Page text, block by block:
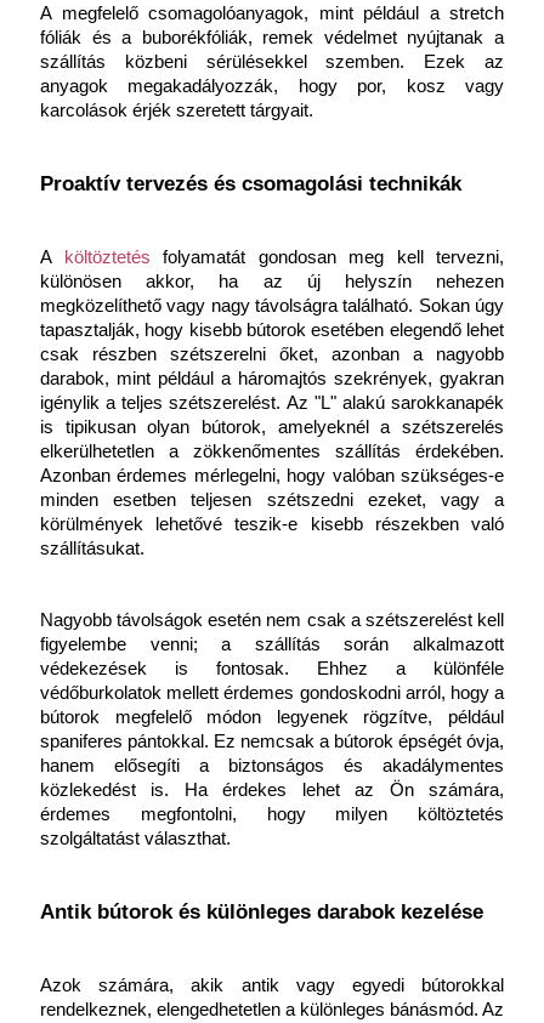
A megfelelő csomagolóanyagok, mint például a stretch
fóliák és a buborékfóliák, remek védelmet nyújtanak a
szállítás közbeni sérülésekkel szemben. Ezek az
anyagok megakadályozzák, hogy por, kosz vagy
karcolások érjék szeretett tárgyait.
Proaktív tervezés és csomagolási technikák
A költöztetés folyamatát gondosan meg kell tervezni,
különösen akkor, ha az új helyszín nehezen
megközelíthető vagy nagy távolságra található. Sokan úgy
tapasztalják, hogy kisebb bútorok esetében elegendő lehet
csak részben szétszerelni őket, azonban a nagyobb
darabok, mint például a háromajtós szekrények, gyakran
igénylik a teljes szétszerelést. Az "L" alakú sarokkanapék
is tipikusan olyan bútorok, amelyeknél a szétszerelés
elkerülhetetlen a zökkenőmentes szállítás érdekében.
Azonban érdemes mérlegelni, hogy valóban szükséges-e
minden esetben teljesen szétszedni ezeket, vagy a
körülmények lehetővé teszik-e kisebb részekben való
szállításukat.
Nagyobb távolságok esetén nem csak a szétszerelést kell
figyelembe venni; a szállítás során alkalmazott
védekezések is fontosak. Ehhez a különféle
védőburkolatok mellett érdemes gondoskodni arról, hogy a
bútorok megfelelő módon legyenek rögzítve, például
spaniferes pántokkal. Ez nemcsak a bútorok épségét óvja,
hanem elősegíti a biztonságos és akadálymentes
közlekedést is. Ha érdekes lehet az Ön számára,
érdemes megfontolni, hogy milyen
költöztetés
szolgáltatást választhat.
Antik bútorok és különleges darabok kezelése
Azok számára, akik antik vagy egyedi bútorokkal
rendelkeznek, elengedhetetlen a különleges bánásmód. Az